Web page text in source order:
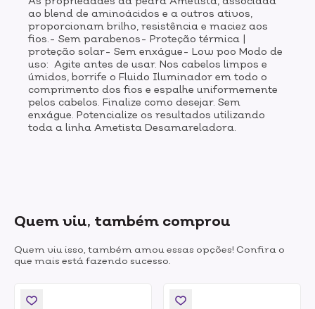
ao blend de aminoácidos e a outros ativos,
proporcionam brilho, resistência e maciez aos
fios.- Sem parabenos- Proteção térmica |
proteção solar- Sem enxágue- Low poo Modo de
uso: Agite antes de usar. Nos cabelos limpos e
úmidos, borrife o Fluido Iluminador em todo o
comprimento dos fios e espalhe uniformemente
pelos cabelos. Finalize como desejar. Sem
enxágue. Potencialize os resultados utilizando
toda a linha Ametista Desamareladora.
Quem viu, também comprou
Quem viu isso, também amou essas opções! Confira o
que mais está fazendo sucesso.